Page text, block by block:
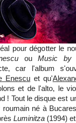
pour dégotter le
ouMusic by
car l'album
Enescu et qu'
et de l'alto, le
! Tout le disque est
né à
Luminitza (1994)